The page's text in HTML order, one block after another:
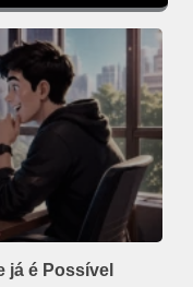
já é Possível